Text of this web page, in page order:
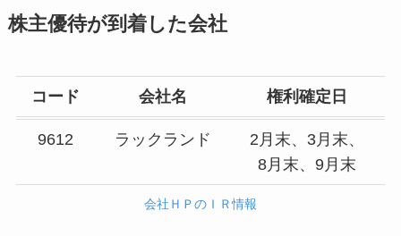
株主優待が到着した会社
コード 会社名 権利確定日
9612 ラックランド
2月末、3月末、
8月末、9月末
会社ＨＰのＩＲ情報